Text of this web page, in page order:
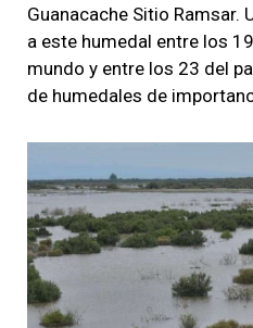
Guanacache Sitio Ramsar.
a este humedal entre los
mundo y entre los 23 del
de humedales de